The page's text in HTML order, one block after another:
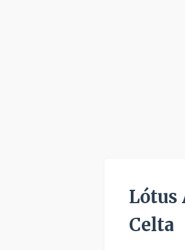
Lótus
Celta